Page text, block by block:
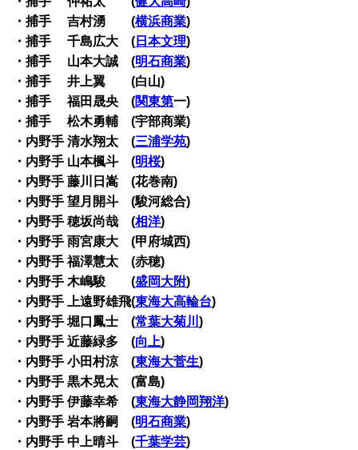
・捕手 吉村湧 (横浜商業)
・捕手 千島広大 ( 日本文理)
・捕手 山本大誠 (明石商業)
・捕手 井上翼 (白山)
・捕手 福田晟央 (関東第一)
・捕手 松木勇輔 (宇部商業)
・内野手 清水翔太 (三浦学苑)
・内野手 山本楓斗 (明桜)
・内野手 藤川日嵩 (花巻南)
・内野手 望月開斗 (駿河総合)
・内野手 穂坂尚哉 (相洋)
・内野手 雨宮康大 (甲府城西)
・内野手 福澤慧太 (赤穂)
・内野手 木嶋駿 (盛岡大附)
・内野手 上遠野雄飛(東海大高輪台)
・内野手 堀口鳳士 (常葉大菊川)
・内野手 近藤緑多 (向上)
・内野手 小田村涼 (東海大菅生)
・内野手 黒木晃太 (富島)
・内野手 伊藤幸希 (東海大静岡翔洋)
・内野手 岩本將嗣 (明石商業)
・内野手 中上晴斗 (千葉学芸)